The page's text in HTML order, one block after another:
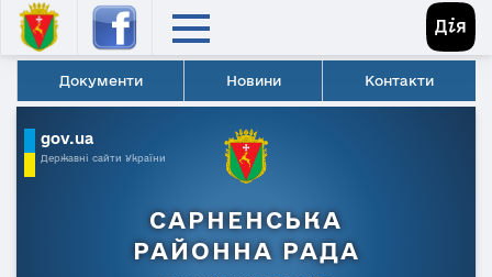
Документи Новини Контакти
gov.ua
Державні сайти України
САРНЕНСЬКА
РАЙОННА РАДА